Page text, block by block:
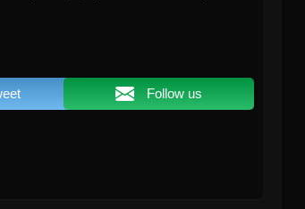
Follow us